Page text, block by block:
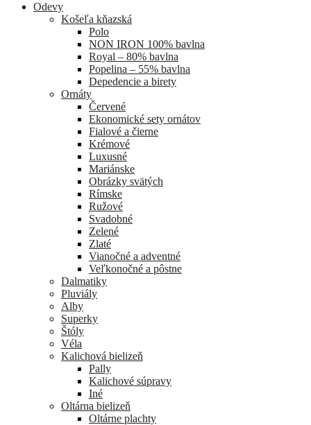
Odevy
Košeľa kňazská
Polo
NON IRON 100% bavlna
Royal – 80% bavlna
Popelina – 55% bavlna
Depedencie a birety
Ornáty
Červené
Ekonomické sety ornátov
Fialové a čierne
Krémové
Luxusné
Mariánske
Obrázky svätých
Rímske
Ružové
Svadobné
Zelené
Zlaté
Vianočné a adventné
Veľkonočné a pôstne
Dalmatiky
Pluviály
Alby
Superky
Štóly
Véla
Kalichová bielizeň
Pally
Kalichové súpravy
Iné
Oltárna bielizeň
Oltárne plachty